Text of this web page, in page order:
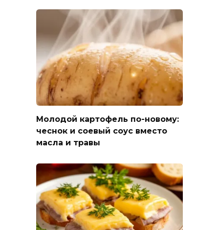
Молодой картофель по-новому:
чеснок и соевый соус вместо
масла и травы